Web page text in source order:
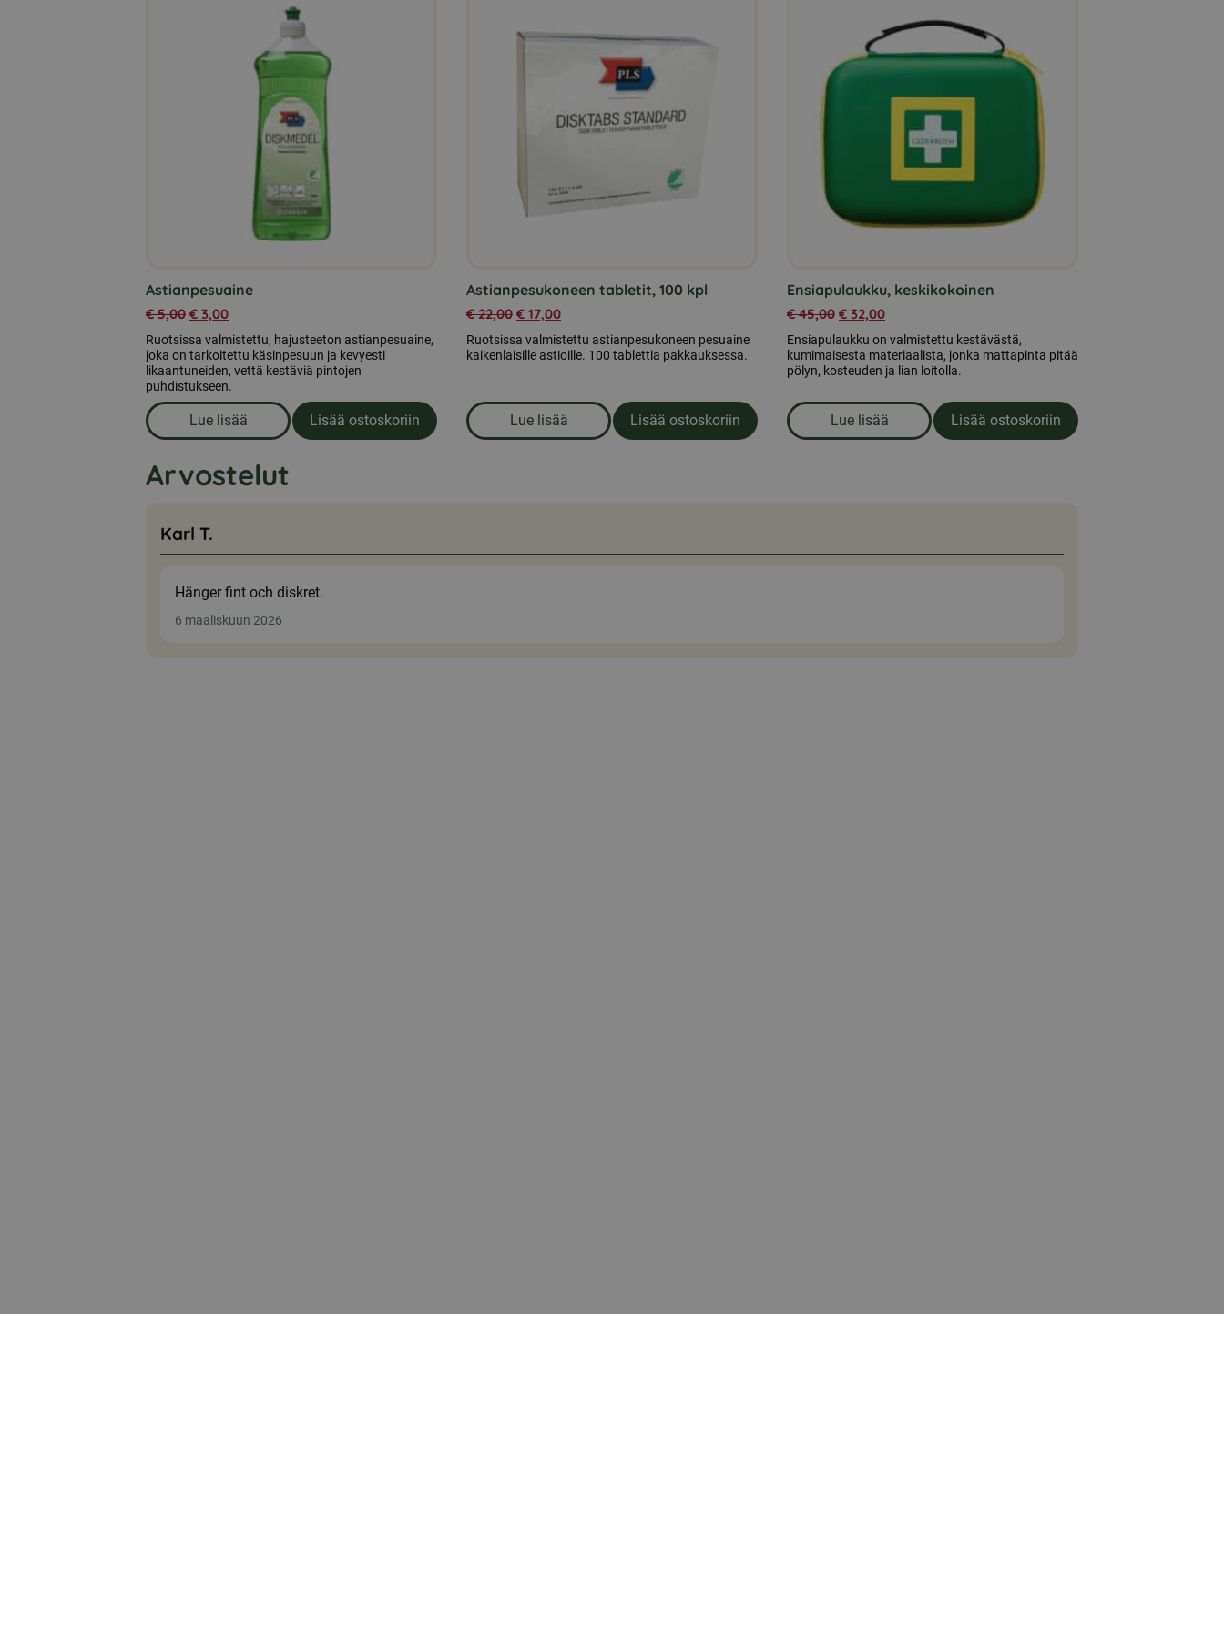
Astianpesuaine
€5,00 € 3,00
Ruotsissa valmistettu, hajusteeton astianpesuaine,
joka on tarkoitettu käsinpesuun ja kevyesti
likaantuneiden, vettä kestäviä pintojen
puhdistukseen.
Lue lisää
om produkten Astianpesuaine
Lisää ostoskoriin
Astianpesukoneen tabletit, 100 kpl
€22,00 € 17,00
Ruotsissa valmistettu astianpesukoneen pesuaine
kaikenlaisille astioille. 100 tablettia pakkauksessa.
Lue lisää
om produkten Astianpesukoneen tabletit, 100 kpl
Lisää ostoskoriin
Ensiapulaukku, keskikokoinen
€45,00 € 32,00
Ensiapulaukku on valmistettu kestävästä,
kumimaisesta materiaalista, jonka mattapinta pitää
pölyn, kosteuden ja lian loitolla.
Lue lisää
om produkten Ensiapulaukku, keskikokoinen
Lisää ostoskoriin
Arvostelut
Karl T.
Hänger fint och diskret.
6 maaliskuun 2026